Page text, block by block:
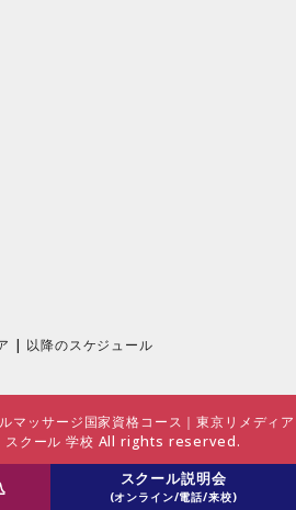
スクール説明会
(オンライン/電話/来校)
| 以降のスケジュール
マッサージ国家資格コース｜東京リメディア
スクール 学校 All rights reserved.